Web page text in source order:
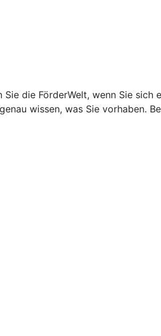
die FörderWelt, wenn Sie sich
wissen, was Sie vorhaben.